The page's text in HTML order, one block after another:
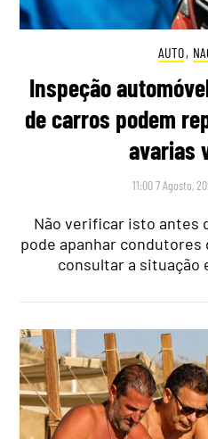
AUTO,
Inspeção
de carros podem
avarias
11:00 7 Agosto,
Não verificar isto antes
pode apanhar
consultar a situação